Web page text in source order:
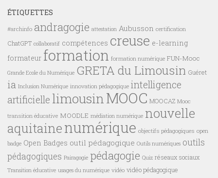
ÉTIQUETTES
#archinfo andragogie attestation Aubusson certification
ChatGPT collaboratif compétences creuse e-learning
formateur formation formation numérique FUN-Mooc
Grande Ecole du Numérique GRETA du Limousin Guéret
ia Inclusion Numérique innovation pédagogique intelligence
artificielle limousin MOOC MOOCAZ Mooc
transition éducative MOODLE médiation numérique nouvelle
aquitainenumérique objectifs pédagogiques open
badge Open Badges outil pédagogique Outils numériques outils
pédagogiques Pairagogie pédagogie Quiz réseaux sociaux
Transition éducative usages du numérique vidéo vidéo pédagogique